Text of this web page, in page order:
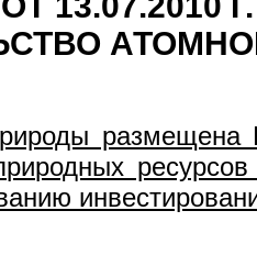
размещена